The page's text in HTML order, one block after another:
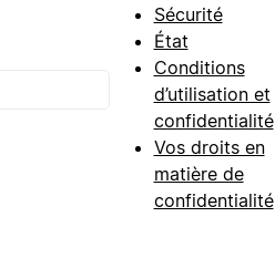
Sécurité
État
Conditions
d’utilisation et
confidentialité
Vos droits en
matière de
confidentialité